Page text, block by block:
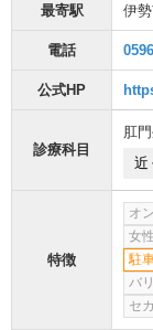
最寄駅 伊
電話
公式HP
診療科目
肛
近
特徴
オ
女
駐
バ
セ